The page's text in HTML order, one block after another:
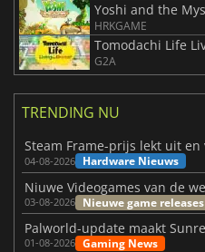
Yoshi and the
HRKGAME
Tomodachi Life
G2A
TRENDING NU
04-08-2026 Hardware Nieuws
03-08-2026 Nieuwe game releases
01-08-2026 Gaming News